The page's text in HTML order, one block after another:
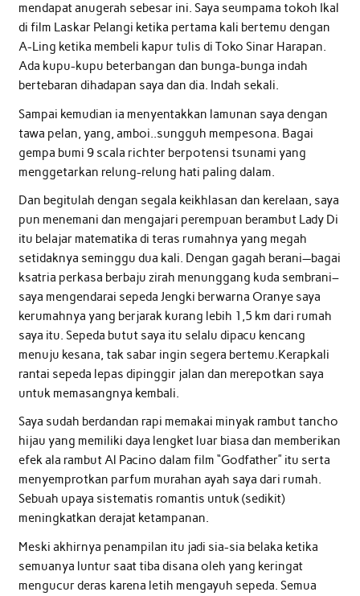
mendapat anugerah sebesar ini. Saya seumpama tokoh Ikal
di film Laskar Pelangi ketika pertama kali bertemu dengan
A-Ling ketika membeli kapur tulis di Toko Sinar Harapan.
Ada kupu-kupu beterbangan dan bunga-bunga indah
bertebaran dihadapan saya dan dia. Indah sekali.
Sampai kemudian ia menyentakkan lamunan saya dengan
tawa pelan, yang, amboi..sungguh mempesona. Bagai
gempa bumi 9 scala richter berpotensi tsunami yang
menggetarkan relung-relung hati paling dalam.
Dan begitulah dengan segala keikhlasan dan kerelaan, saya
pun menemani dan mengajari perempuan berambut Lady Di
itu belajar matematika di teras rumahnya yang megah
setidaknya seminggu dua kali. Dengan gagah berani—bagai
ksatria perkasa berbaju zirah menunggang kuda sembrani–
saya mengendarai sepeda Jengki berwarna Oranye saya
kerumahnya yang berjarak kurang lebih 1,5 km dari rumah
saya itu. Sepeda butut saya itu selalu dipacu kencang
menuju kesana, tak sabar ingin segera bertemu.Kerapkali
rantai sepeda lepas dipinggir jalan dan merepotkan saya
untuk memasangnya kembali.
Saya sudah berdandan rapi memakai minyak rambut tancho
hijau yang memiliki daya lengket luar biasa dan memberikan
efek ala rambut Al Pacino dalam film “Godfather” itu serta
menyemprotkan parfum murahan ayah saya dari rumah.
Sebuah upaya sistematis romantis untuk (sedikit)
meningkatkan derajat ketampanan.
Meski akhirnya penampilan itu jadi sia-sia belaka ketika
semuanya luntur saat tiba disana oleh yang keringat
mengucur deras karena letih mengayuh sepeda. Semua